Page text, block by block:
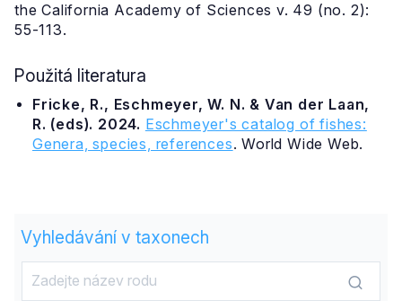
the California Academy of Sciences v. 49 (no. 2):
55-113.
Použitá literatura
Fricke, R., Eschmeyer, W. N. & Van der Laan,
R. (eds). 2024. Eschmeyer's catalog of fishes:
Genera, species, references. World Wide Web.
Vyhledávání v taxonech